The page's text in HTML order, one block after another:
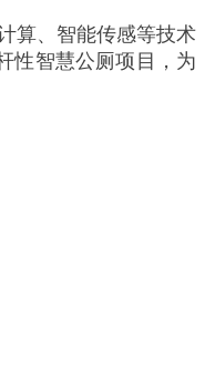
算、智能传感等技术
性智慧公厕项目，为